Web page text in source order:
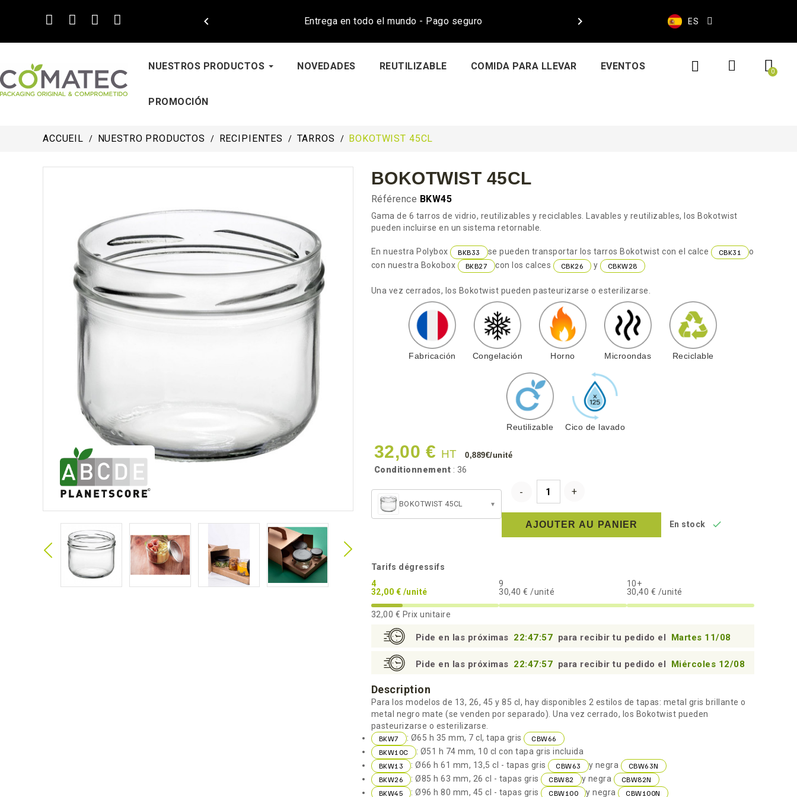
Entrega en todo el mundo - Pago seguro
  ES
NUESTROS PRODUCTOS NOVEDADES REUTILIZABLE COMIDA PARA LLEVAR EVENTOS
PROMOCIÓN
ACCUEIL NUESTRO PRODUCTOS RECIPIENTES TARROS BOKOTWIST 45CL
BOKOTWIST 45CL
Référence BKW45
Gama de 6 tarros de vidrio, reutilizables y reciclables. Lavables y reutilizables, los Bokotwist
pueden incluirse en un sistema retornable.
En nuestra Polybox BKB33 se pueden transportar los tarros Bokotwist con el calce CBK31
o
con nuestra Bokobox
BKB27 con los calces CBK26 y CBKW28
Una vez cerrados, los Bokotwist pueden pasteurizarse o esterilizarse.
Fabricación Congelación Horno Microondas Reciclable
Reutilizable Cico de lavado
32,00 € HT 0,889€/unité
Conditionnement : 36
BOKOTWIST 45CL ▾
AJOUTER AU PANIER En stock 
Tarifs dégressifs
4
32,00 € /unité
9
30,40 € /unité
10+
30,40 € /unité
32,00 € Prix unitaire
Pide en las próximas 22:47:56 para recibir tu pedido el Martes 11/08
Pide en las próximas 22:47:56 para recibir tu pedido el Miércoles 12/08
Description
Para los modelos de 13, 26, 45 y 85 cl, hay disponibles 2 estilos de tapas: metal gris brillante o
metal negro mate (se venden por separado). Una vez cerrado, los Bokotwist pueden
pasteurizarse o esterilizarse.
BKW7 : Ø65 h 35 mm, 7 cl, tapa gris
CBW66
BKW10C
: Ø51 h 74 mm, 10 cl con tapa gris incluida
BKW13 : Ø66 h 61 mm, 13,5 cl - tapas gris CBW63 y negra
CBW63N
BKW26
: Ø85 h 63 mm, 26 cl - tapas gris CBW82 y negra
CBW82N
BKW45
: Ø96 h 80 mm, 45 cl - tapas gris CBW100 y negra
CBW100N